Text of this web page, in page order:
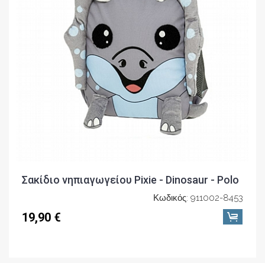
Σακίδιο νηπιαγωγείου Pixie - Dinosaur - Polo
Κωδικός: 911002-8453
19,90 €